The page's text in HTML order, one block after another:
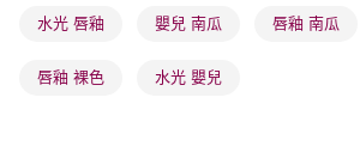
確認發貨後1-3 工作天送達，訂單將隨機分配
每筆HK$65.00，滿HK$300.00或以上免運費
水光 唇釉 嬰兒 南瓜 唇釉 南瓜
唇釉 裸色 水光 嬰兒